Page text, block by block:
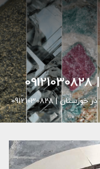
| 09121030828